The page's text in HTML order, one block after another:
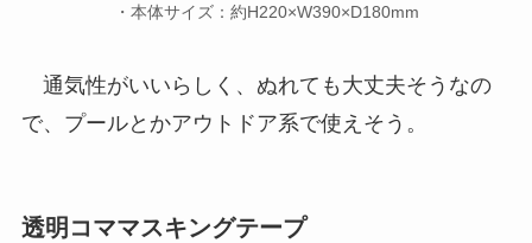
・本体サイズ：約H220×W390×D180mm
通気性がいいらしく、ぬれても大丈夫そうなの
で、プールとかアウトドア系で使えそう。
透明コママスキングテープ